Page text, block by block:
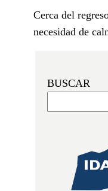
Cerca del
necesidad de
BUSCAR